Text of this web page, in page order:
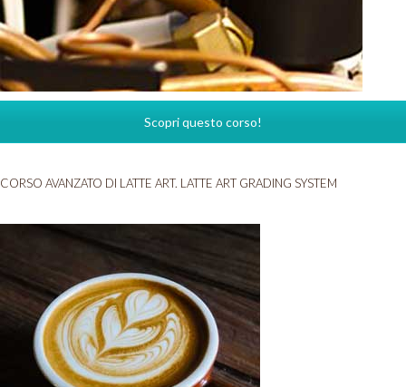
Scopri questo corso!
CORSO AVANZATO DI LATTE ART. LATTE ART GRADING SYSTEM